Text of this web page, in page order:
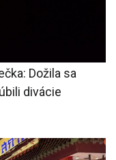
Dožila sa
divácie